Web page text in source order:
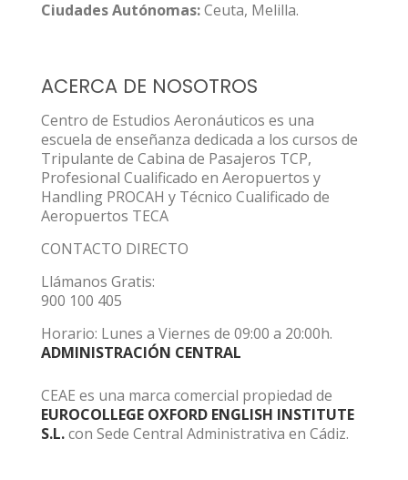
Ciudades Autónomas:Ceuta, Melilla.
ACERCA DE NOSOTROS
Centro de Estudios Aeronáuticos es una
escuela de enseñanza dedicada a los cursos de
Tripulante de Cabina de Pasajeros TCP,
Profesional Cualificado en Aeropuertos y
Handling PROCAH y Técnico Cualificado de
Aeropuertos TECA
CONTACTO DIRECTO
Llámanos Gratis:
900 100 405
Horario: Lunes a Viernes de 09:00 a 20:00h.
ADMINISTRACIÓN CENTRAL
CEAE es una marca comercial propiedad de
EUROCOLLEGE OXFORD ENGLISH INSTITUTE
S.L.con Sede Central Administrativa en Cádiz.